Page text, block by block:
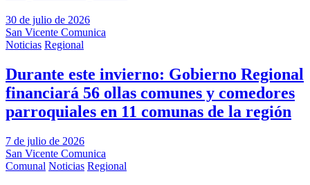
30 de julio de 2026
San Vicente Comunica
Noticias Regional
Durante este invierno: Gobierno Regional
financiará 56 ollas comunes y comedores
parroquiales en 11 comunas de la región
7 de julio de 2026
San Vicente Comunica
Comunal Noticias Regional